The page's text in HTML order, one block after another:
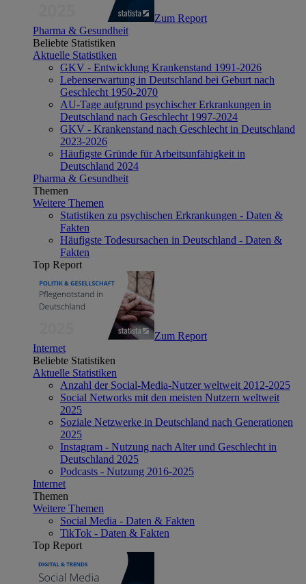
Zum Report
Pharma & Gesundheit
Beliebte Statistiken
Aktuelle Statistiken
GKV - Entwicklung Krankenstand 1991-2026
Lebenserwartung in Deutschland bei Geburt nach
Geschlecht 1950-2070
AU-Tage aufgrund psychischer Erkrankungen in
Deutschland nach Geschlecht 1997-2024
GKV - Krankenstand nach Geschlecht in Deutschland
2023-2026
Häufigste Gründe für Arbeitsunfähigkeit in
Deutschland 2024
Pharma & Gesundheit
Themen
Weitere Themen
Statistiken zu psychischen Erkrankungen - Daten &
Fakten
Häufigste Todesursachen in Deutschland - Daten &
Fakten
Top Report
Zum Report
Internet
Beliebte Statistiken
Aktuelle Statistiken
Anzahl der Social-Media-Nutzer weltweit 2012-2025
Social Networks mit den meisten Nutzern weltweit
2025
Soziale Netzwerke in Deutschland nach Generationen
2025
Instagram - Nutzung nach Alter und Geschlecht in
Deutschland 2025
Podcasts - Nutzung 2016-2025
Internet
Themen
Weitere Themen
Social Media - Daten & Fakten
TikTok - Daten & Fakten
Top Report